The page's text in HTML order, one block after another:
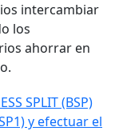
intercambiar
los
ahorrar en
SPLIT (BSP)
y efectuar el